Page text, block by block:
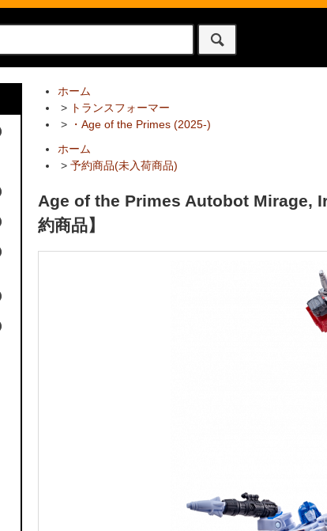
ホーム
> トランスフォーマー
>
・Age of the Primes (2025-)
ホーム
> 予約商品(未入荷商品)
Age of the Primes Autobot Mirage,
約商品】